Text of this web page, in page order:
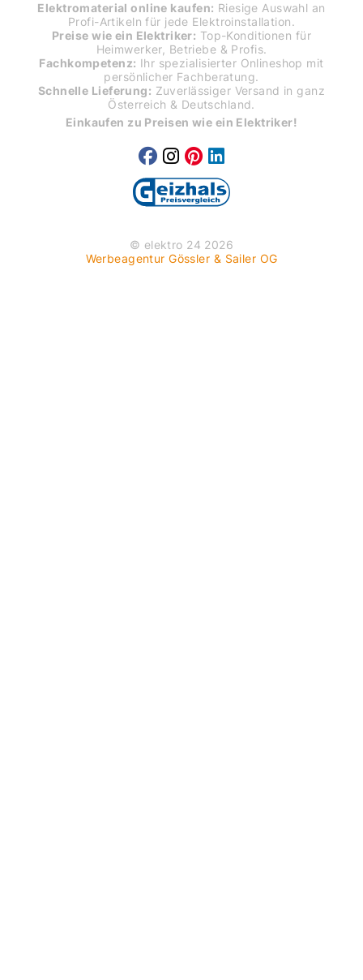
Elektromaterial online kaufen: Riesige Auswahl an
Profi-Artikeln für jede Elektroinstallation.
Preise wie ein Elektriker: Top-Konditionen für
Heimwerker, Betriebe & Profis.
Fachkompetenz: Ihr spezialisierter Onlineshop mit
persönlicher Fachberatung.
Schnelle Lieferung: Zuverlässiger Versand in ganz
Österreich & Deutschland.
Einkaufen zu Preisen wie ein Elektriker!
© elektro 24 2026
Werbeagentur Gössler & Sailer OG